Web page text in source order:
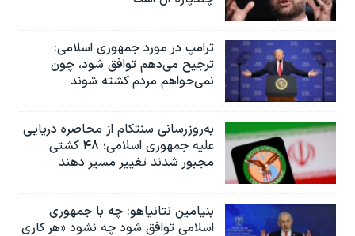
ترامپ در مورد جمهوری اسلامی:
ترجیح می‌دهم توافق شود، چون
نمی‌خواهم مردم کشته شوند
به‌روزرسانی سنتکام از محاصره دریایی
علیه جمهوری اسلامی؛ ۴۸ کشتی
مجبور شدند تغییر مسیر دهند
بنیامین نتانیاهو: چه با جمهوری
اسلامی توافق شود چه نشود «هر کاری